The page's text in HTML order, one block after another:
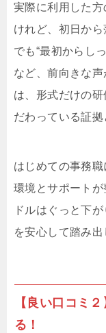
実際に利用した
けれど、初日か
でも“最初からし
など、前向きな
は、形式だけの
だわっている証拠
はじめての事務職
環境とサポート
ドルはぐっと下
を安心して踏み
【良い口コミ
る！